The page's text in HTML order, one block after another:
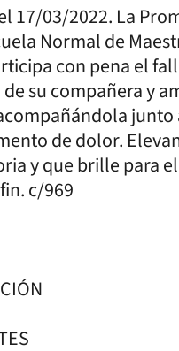
17/03/2022. La
Normal de
con pena el
su compañera y
junto
de dolor.
y que brille para
c/969